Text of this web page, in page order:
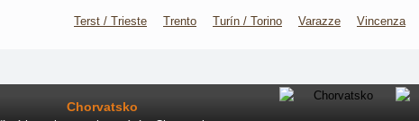
Terst / Trieste Trento Turín / Torino Varazze Vincenza
Chorvatsko